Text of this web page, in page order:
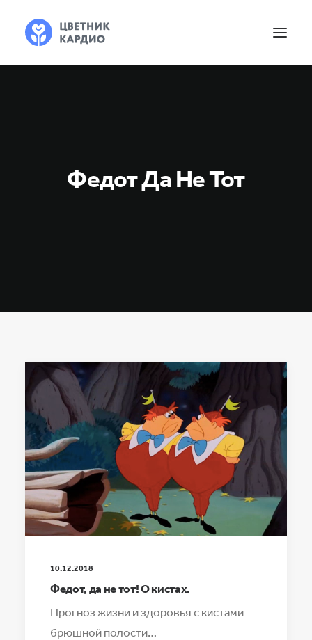
Федот Да Не Тот
10.12.2018
Федот, да не тот! О кистах.
Прогноз жизни и здоровья с кистами
брюшной полости…